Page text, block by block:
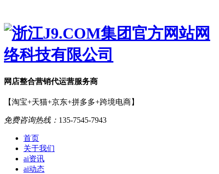
网店整合营销代运营服务商
【淘宝+天猫+京东+拼多多+跨境电商】
免费咨询热线： 135-7545-7943
首页
关于我们
ai资讯
ai动态